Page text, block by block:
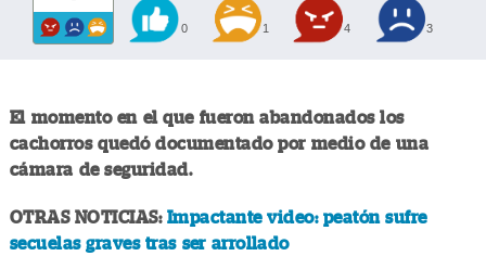
0 1 4 3
El momento en el que fueron abandonados los
cachorros quedó documentado por medio de una
cámara de seguridad.
OTRAS NOTICIAS: Impactante video: peatón sufre
secuelas graves tras ser arrollado